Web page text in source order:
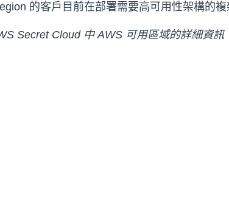
的客戶目前在部署需要高可用性架構的
Secret Cloud 中 AWS 可用區域的詳細資訊